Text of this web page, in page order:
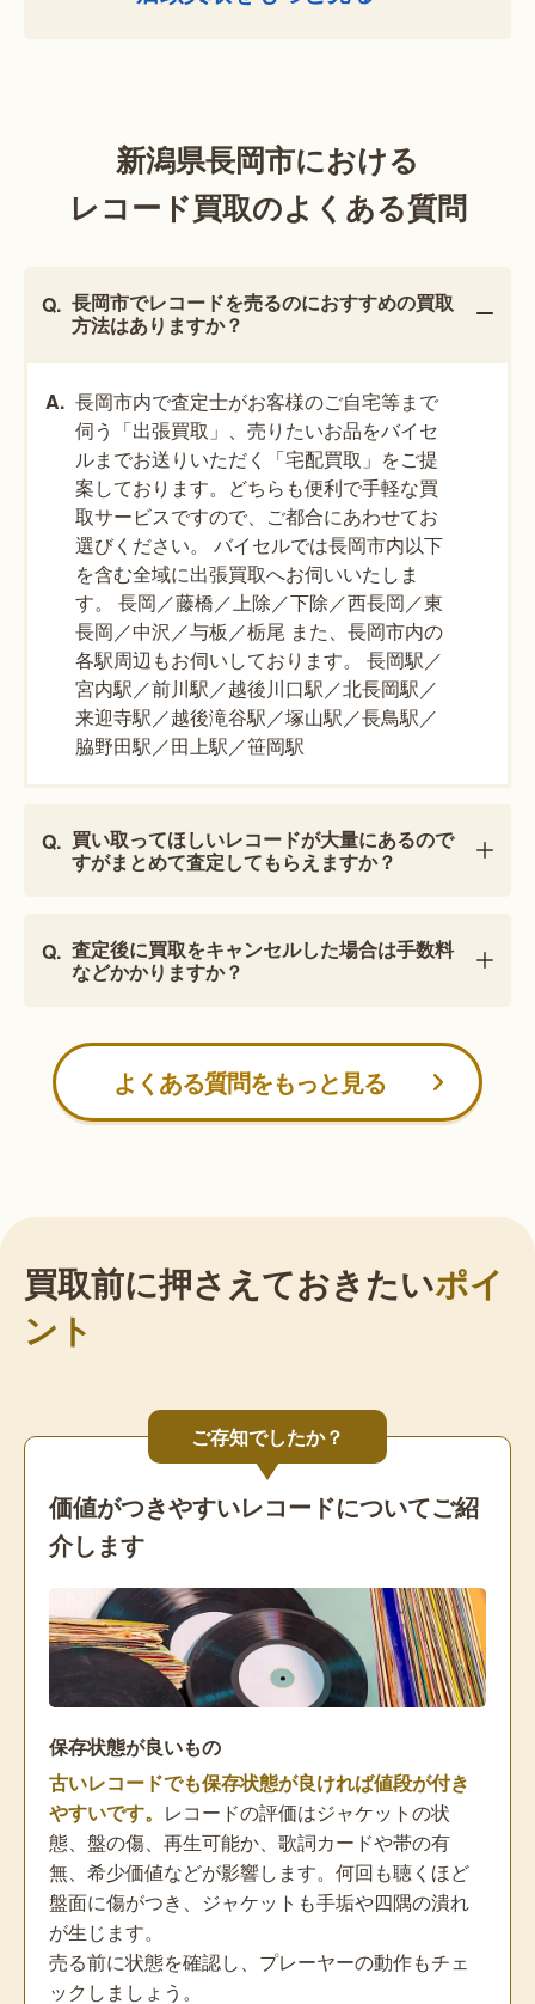
新潟県長岡市における
レコード買取のよくある質問
長岡市でレコードを売るのにおすすめの買取
方法はありますか？
長岡市内で査定士がお客様のご自宅等まで
伺う「出張買取」、売りたいお品をバイセ
ルまでお送りいただく「宅配買取」をご提
案しております。どちらも便利で手軽な買
取サービスですので、ご都合にあわせてお
選びください。 バイセルでは長岡市内以下
を含む全域に出張買取へお伺いいたしま
す。 長岡／藤橋／上除／下除／西長岡／東
長岡／中沢／与板／栃尾 また、長岡市内の
各駅周辺もお伺いしております。 長岡駅／
宮内駅／前川駅／越後川口駅／北長岡駅／
来迎寺駅／越後滝谷駅／塚山駅／長鳥駅／
脇野田駅／田上駅／笹岡駅
買い取ってほしいレコードが大量にあるので
すがまとめて査定してもらえますか？
査定後に買取をキャンセルした場合は手数料
などかかりますか？
よくある質問をもっと見る
買取前に押さえておきたいポイ
ント
ご存知でしたか？
価値がつきやすいレコードについてご紹
介します
保存状態が良いもの
古いレコードでも保存状態が良ければ値段が付き
やすいです。 レコードの評価はジャケットの状
態、盤の傷、再生可能か、歌詞カードや帯の有
無、希少価値などが影響します。何回も聴くほど
盤面に傷がつき、ジャケットも手垢や四隅の潰れ
が生じます。
売る前に状態を確認し、プレーヤーの動作もチェ
ックしましょう。